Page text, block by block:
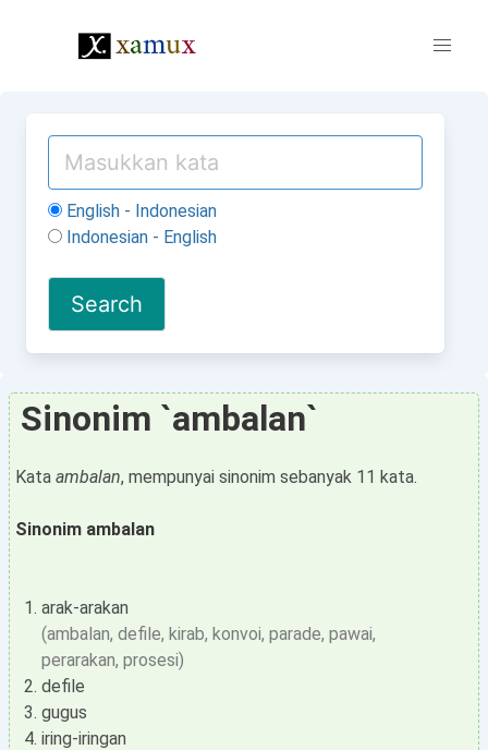
English - Indonesian
Indonesian - English
Sinonim `ambalan`
Kata ambalan, mempunyai sinonim sebanyak 11 kata.
Sinonim ambalan
arak-arakan
(ambalan, defile, kirab, konvoi, parade, pawai,
perarakan, prosesi)
defile
gugus
iring-iringan